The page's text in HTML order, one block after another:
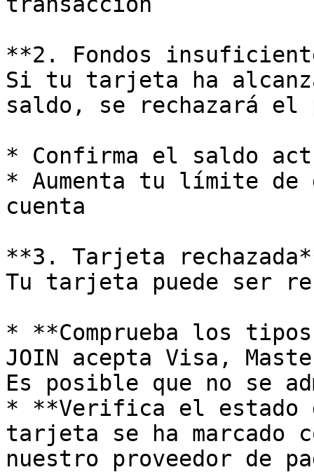
**2. Fondos
Si tu tarjeta ha
saldo, se rechazará el
* Confirma el saldo
* Aumenta tu límite de
cuenta
**3. Tarjeta
Tu tarjeta puede ser
* **Comprueba los
JOIN acepta Visa,
Es posible que no se
* **Verifica el
tarjeta se ha marcado
nuestro proveedor de